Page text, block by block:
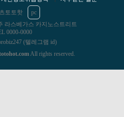
토토핫
pc
라스베가스 카지노스트리트
0000-0000
(텔레그램 id)
All rights reserved.